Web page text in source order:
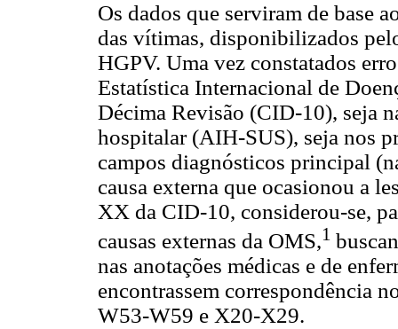
Os dados que serviram de base
das vítimas, disponibilizados
HGPV. Uma vez constatados
Estatística Internacional de
Décima Revisão (CID-10), seja
hospitalar (AIH-SUS), seja nos
campos diagnósticos principal
causa externa que ocasionou a
XX da CID-10, considerou-se,
causas externas da OMS,1
nas anotações médicas e de
encontrassem correspondência
W53-W59 e X20-X29.